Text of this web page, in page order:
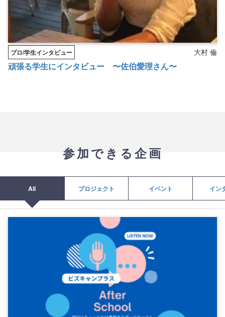
プロ/学生インタビュー 大村 倫
頑張る学生にインタビュー 〜佐伯愛理さん〜
参加できる企画
All プロジェクト イベント イン